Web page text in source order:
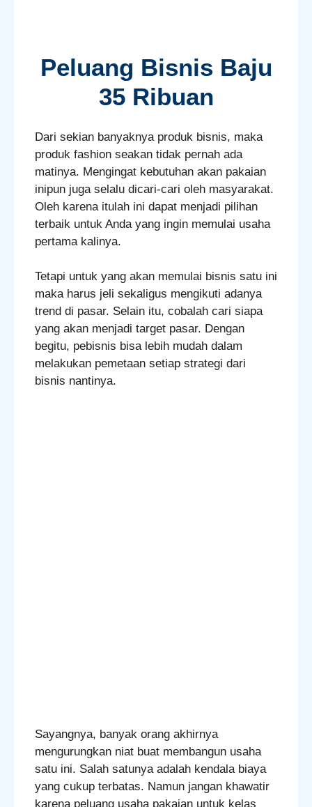
Peluang Bisnis Baju
35 Ribuan
Dari sekian banyaknya produk bisnis, maka
produk fashion seakan tidak pernah ada
matinya. Mengingat kebutuhan akan pakaian
inipun juga selalu dicari-cari oleh masyarakat.
Oleh karena itulah ini dapat menjadi pilihan
terbaik untuk Anda yang ingin memulai usaha
pertama kalinya.
Tetapi untuk yang akan memulai bisnis satu ini
maka harus jeli sekaligus mengikuti adanya
trend di pasar. Selain itu, cobalah cari siapa
yang akan menjadi target pasar. Dengan
begitu, pebisnis bisa lebih mudah dalam
melakukan pemetaan setiap strategi dari
bisnis nantinya.
Sayangnya, banyak orang akhirnya
mengurungkan niat buat membangun usaha
satu ini. Salah satunya adalah kendala biaya
yang cukup terbatas. Namun jangan khawatir
karena peluang usaha pakaian untuk kelas